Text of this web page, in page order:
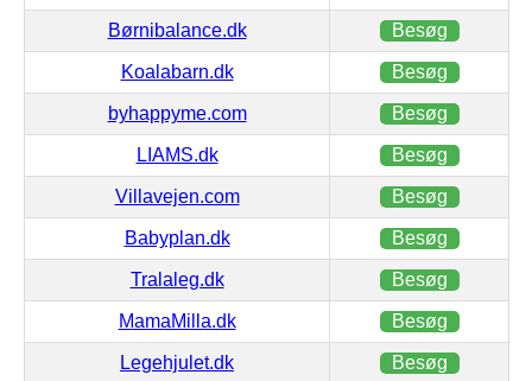
Børnibalance.dk Besøg
Koalabarn.dk Besøg
byhappyme.com Besøg
LIAMS.dk Besøg
Villavejen.com Besøg
Babyplan.dk Besøg
Tralaleg.dk Besøg
MamaMilla.dk Besøg
Legehjulet.dk Besøg